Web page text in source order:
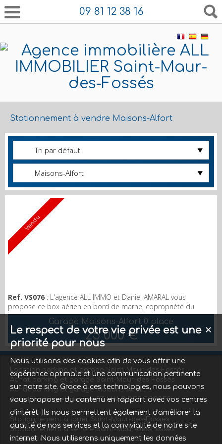
09 81 12 38 16
Stationnement à vendre Maisons-Alfort
Tri par défaut
Maisons-Alfort
Vendu
Ref. VS076 : L'agence ALL IMMO et Daniel AMARAL vous
propose ce box aérien en bord de marne, copropriété du
domaine de chateau Gaillard. Pour plus d'informations appeler
au 0623499479.Garage Maisons-Alfort 0 place
25 000 €
Location parking et garage Saint-Maur-des-Fossés
Achat parking et garage Saint-Maur-des-Fossés
Achat parking et garage Maisons-Alfort
Achat parking et garage ST MAUR DES FOSSES
Stationnement à louer Saint-Maur-des-Fossés
Stationnement à vendre Saint-Maur-des-Fossés
Stationnement à vendre Maisons-Alfort
✕
Le respect de votre vie privée est une
priorité pour nous
Nous utilisons des cookies afin de vous offrir une
expérience optimale et une communication pertinente
sur notre site. Grace à ces technologies, nous pouvons
vous proposer du contenu en rapport avec vos centres
d'intérêt. Ils nous permettent également d'améliorer la
qualité de nos services et la convivialité de notre site
internet. Nous utiliserons uniquement les données